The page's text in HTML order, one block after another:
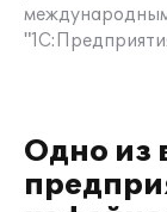
Одно из